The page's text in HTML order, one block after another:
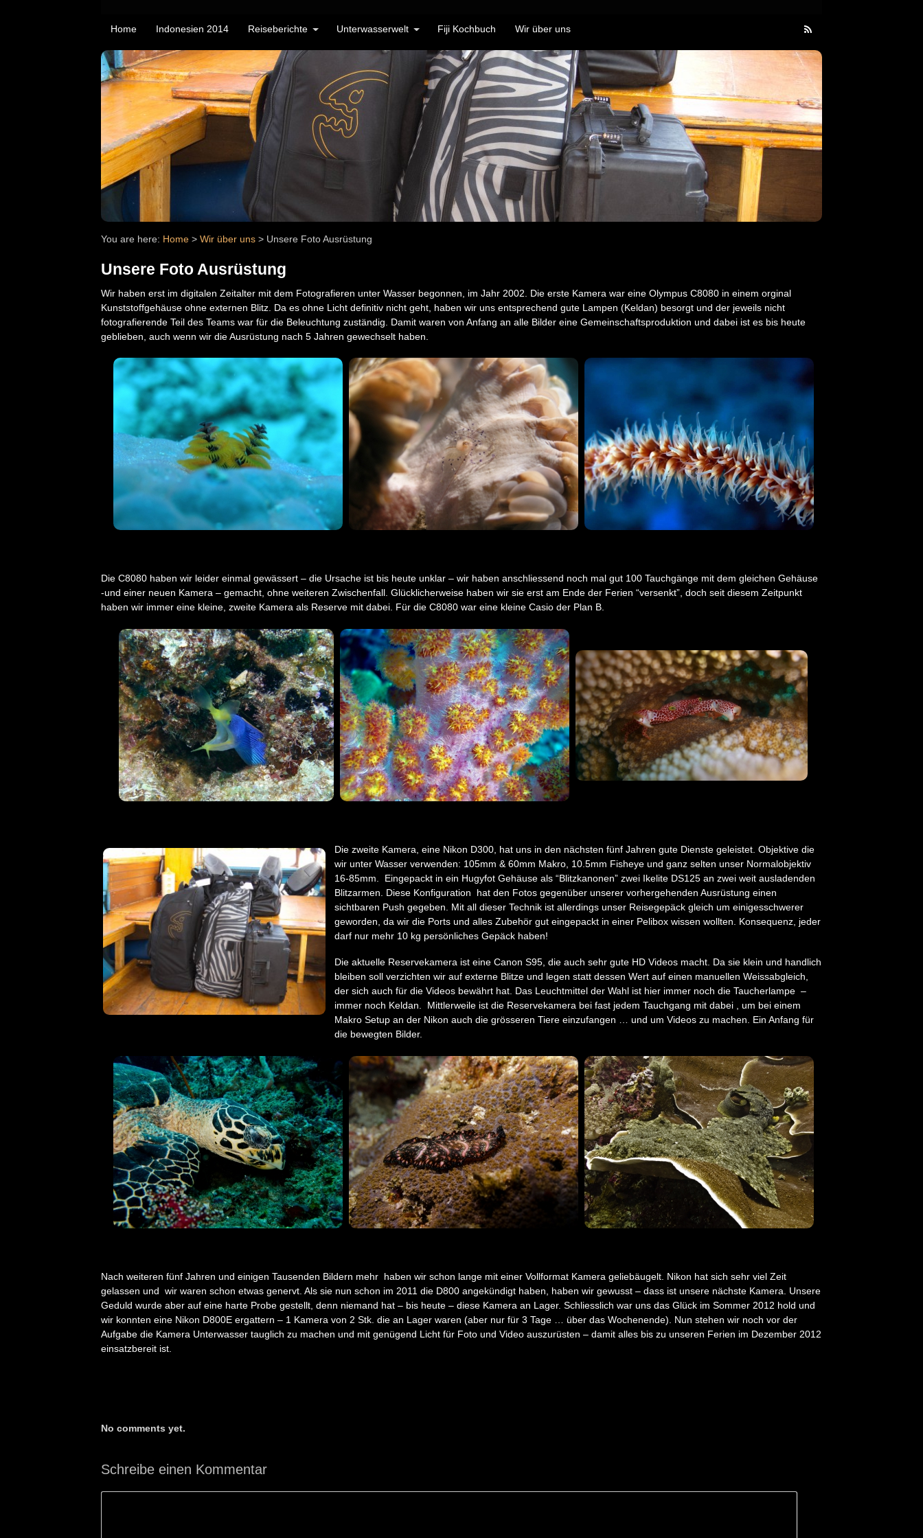
Home Indonesien 2014 Reiseberichte Unterwasserwelt Fiji Kochbuch Wir über uns
You are here: Home > Wir über uns > Unsere Foto Ausrüstung
Unsere Foto Ausrüstung
Wir haben erst im digitalen Zeitalter mit dem Fotografieren unter Wasser begonnen, im Jahr 2002. Die erste Kamera war eine Olympus C8080 in einem orginal
Kunststoffgehäuse ohne externen Blitz. Da es ohne Licht definitiv nicht geht, haben wir uns entsprechend gute Lampen (Keldan) besorgt und der jeweils nicht
fotografierende Teil des Teams war für die Beleuchtung zuständig. Damit waren von Anfang an alle Bilder eine Gemeinschaftsproduktion und dabei ist es bis heute
geblieben, auch wenn wir die Ausrüstung nach 5 Jahren gewechselt haben.
Die C8080 haben wir leider einmal gewässert – die Ursache ist bis heute unklar – wir haben anschliessend noch mal gut 100 Tauchgänge mit dem gleichen Gehäuse
-und einer neuen Kamera – gemacht, ohne weiteren Zwischenfall. Glücklicherweise haben wir sie erst am Ende der Ferien “versenkt”, doch seit diesem Zeitpunkt
haben wir immer eine kleine, zweite Kamera als Reserve mit dabei. Für die C8080 war eine kleine Casio der Plan B.
Die zweite Kamera, eine Nikon D300, hat uns in den nächsten fünf Jahren gute Dienste geleistet. Objektive die
wir unter Wasser verwenden: 105mm & 60mm Makro, 10.5mm Fisheye und ganz selten unser Normalobjektiv
16-85mm. Eingepackt in ein Hugyfot Gehäuse als “Blitzkanonen” zwei Ikelite DS125 an zwei weit ausladenden
Blitzarmen. Diese Konfiguration hat den Fotos gegenüber unserer vorhergehenden Ausrüstung einen
sichtbaren Push gegeben. Mit all dieser Technik ist allerdings unser Reisegepäck gleich um einigesschwerer
geworden, da wir die Ports und alles Zubehör gut eingepackt in einer Pelibox wissen wollten. Konsequenz, jeder
darf nur mehr 10 kg persönliches Gepäck haben!
Die aktuelle Reservekamera ist eine Canon S95, die auch sehr gute HD Videos macht. Da sie klein und handlich
bleiben soll verzichten wir auf externe Blitze und legen statt dessen Wert auf einen manuellen Weissabgleich,
der sich auch für die Videos bewährt hat. Das Leuchtmittel der Wahl ist hier immer noch die Taucherlampe –
immer noch Keldan. Mittlerweile ist die Reservekamera bei fast jedem Tauchgang mit dabei , um bei einem
Makro Setup an der Nikon auch die grösseren Tiere einzufangen … und um Videos zu machen. Ein Anfang für
die bewegten Bilder.
Nach weiteren fünf Jahren und einigen Tausenden Bildern mehr haben wir schon lange mit einer Vollformat Kamera geliebäugelt. Nikon hat sich sehr viel Zeit
gelassen und wir waren schon etwas genervt. Als sie nun schon im 2011 die D800 angekündigt haben, haben wir gewusst – dass ist unsere nächste Kamera. Unsere
Geduld wurde aber auf eine harte Probe gestellt, denn niemand hat – bis heute – diese Kamera an Lager. Schliesslich war uns das Glück im Sommer 2012 hold und
wir konnten eine Nikon D800E ergattern – 1 Kamera von 2 Stk. die an Lager waren (aber nur für 3 Tage … über das Wochenende). Nun stehen wir noch vor der
Aufgabe die Kamera Unterwasser tauglich zu machen und mit genügend Licht für Foto und Video auszurüsten – damit alles bis zu unseren Ferien im Dezember 2012
einsatzbereit ist.
No comments yet.
Schreibe einen Kommentar